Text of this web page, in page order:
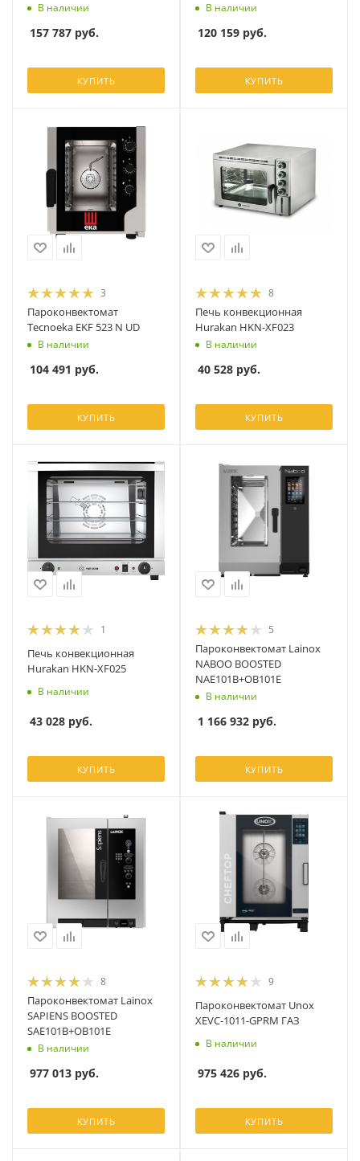
В наличии
157 787 руб.
КУПИТЬ
В наличии
120 159 руб.
КУПИТЬ
3
Пароконвектомат
Tecnoeka EKF 523 N UD
В наличии
104 491 руб.
КУПИТЬ
8
Печь конвекционная
Hurakan HKN-XF023
В наличии
40 528 руб.
КУПИТЬ
1
Печь конвекционная
Hurakan HKN-XF025
В наличии
43 028 руб.
КУПИТЬ
5
Пароконвектомат Lainox
NABOO BOOSTED
NAE101B+OB101E
В наличии
1 166 932 руб.
КУПИТЬ
8
Пароконвектомат Lainox
SAPIENS BOOSTED
SAE101B+OB101E
В наличии
977 013 руб.
КУПИТЬ
9
Пароконвектомат Unox
XEVC-1011-GPRM ГАЗ
В наличии
975 426 руб.
КУПИТЬ